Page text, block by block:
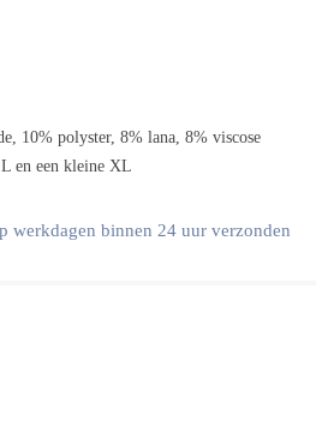
10% polyster, 8% lana, 8% viscose
en een kleine XL
werkdagen binnen 24 uur verzonden